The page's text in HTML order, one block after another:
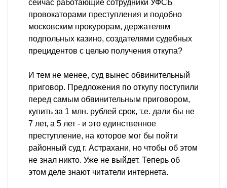
сейчас работающие сотрудники УФСБ
провокаторами преступления и подобно
московским прокурорам, держателям
подпольных казино, создателями судебных
прецидентов с целью получения откупа?
И тем не менее, суд вынес обвинительный
приговор. Предложения по откупу поступили
перед самым обвинительным приговором,
купить за 1 млн. рублей срок, т.е. дали бы не
7 лет, а 5 лет - и это единственное
преступление, на которое мог бы пойти
районный суд г. Астрахани, но чтобы об этом
не знал никто. Уже не выйдет. Теперь об
этом деле знают читатели интернета.